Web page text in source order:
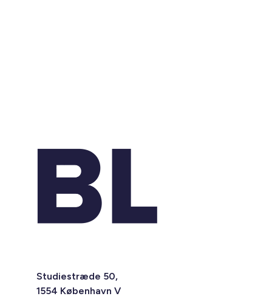
Studiestræde 50,
1554 København V